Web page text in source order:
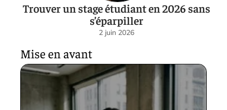
Trouver un stage étudiant en 2026 sans
s’éparpiller
2 juin 2026
Mise en avant